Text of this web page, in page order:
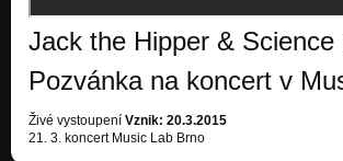
Jack the Hipper & Science
Pozvánka na koncert v
Živé vystoupení Vznik: 20.3.2015
21. 3. koncert Music Lab Brno